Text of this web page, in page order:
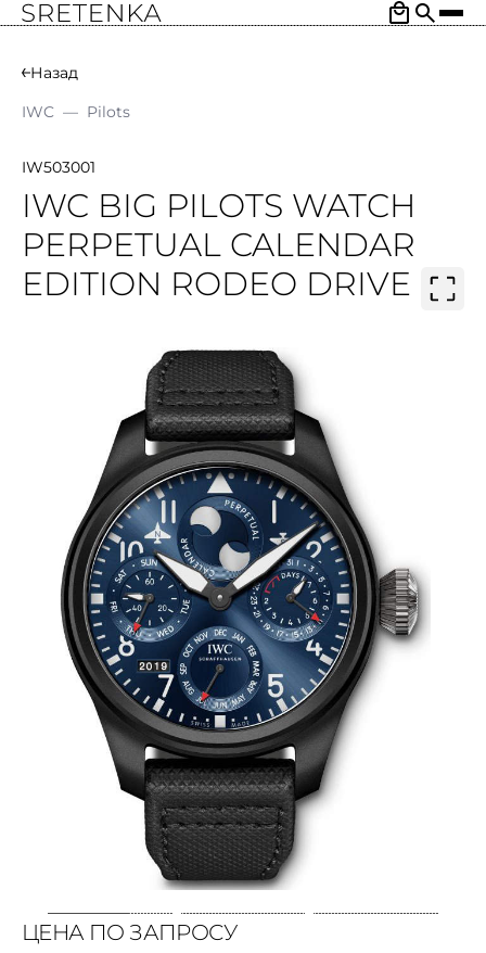
Назад
IWC — Pilots
IW503001
IWC BIG PILOTS WATCH
PERPETUAL CALENDAR
EDITION RODEO DRIVE
ЦЕНА ПО ЗАПРОСУ